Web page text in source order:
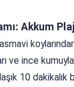
Akkum
ve ince kumuyla
10 dakikalık